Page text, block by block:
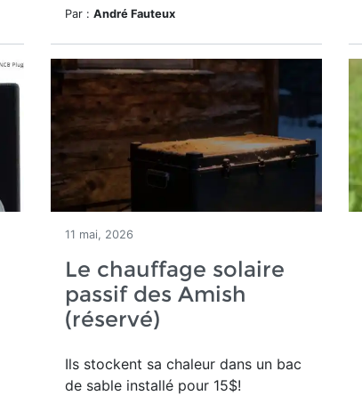
Par : André Fauteux
11 mai, 2026
Le chauffage solaire
passif des Amish
(réservé)
Ils stockent sa chaleur dans un bac
de sable installé pour 15$!